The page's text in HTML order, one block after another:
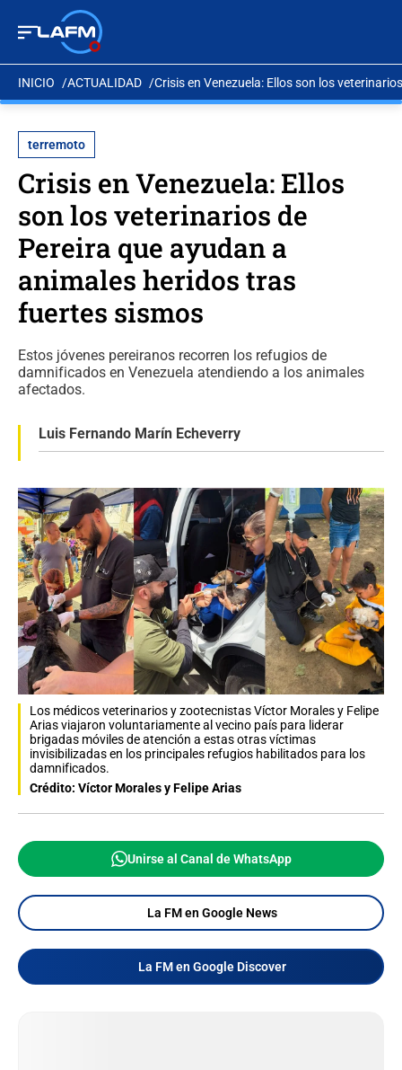
INICIO ACTUALIDAD Crisis en Venezuela: Ellos son los
terremoto
Crisis en Venezuela: Ellos
son los veterinarios de
Pereira que ayudan a
animales heridos tras
fuertes sismos
Estos jóvenes pereiranos recorren los refugios de
damnificados en Venezuela atendiendo a los animales
afectados.
Luis Fernando Marín Echeverry
Los médicos veterinarios y zootecnistas Víctor Morales y Felipe
Arias viajaron voluntariamente al vecino país para liderar
brigadas móviles de atención a estas otras víctimas
invisibilizadas en los principales refugios habilitados para los
damnificados.
Crédito: Víctor Morales y Felipe Arias
Unirse al Canal de WhatsApp
La FM en Google News
La FM en Google Discover